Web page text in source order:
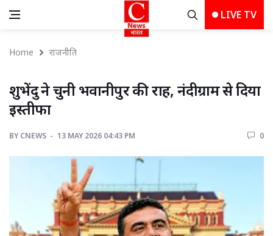
LIVE TV
Home राजनीति
शुभेंदु ने चुनी भवानीपुर की राह, नंदीग्राम से दिया
इस्तीफा
BY CNEWS 13 MAY 2026 04:43 PM 0